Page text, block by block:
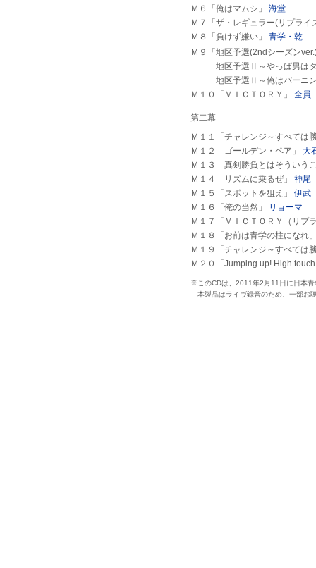
Ｍ６「俺はマムシ」 海堂
Ｍ７「ザ・レギュラー(リプライ
Ｍ８「負けず嫌い」 青学・乾
Ｍ９「地区予選(2ndシーズン
地区予選Ⅱ～やっぱ男はダ
地区予選Ⅱ～俺はバーニン
Ｍ１０「ＶＩＣＴＯＲＹ」 全員
第二幕
Ｍ１１「チャレンジ～すべては
Ｍ１２「ゴールデン・ペア」 大
Ｍ１３「真剣勝負とはそういう
Ｍ１４「リズムに乗るぜ」 神尾
Ｍ１５「スポットを狙え」 伊武
Ｍ１６「俺の当然」
リョーマ
Ｍ１７「ＶＩＣＴＯＲＹ（リプ
Ｍ１８「お前は青学の柱になれ
Ｍ１９「チャレンジ～すべては
Ｍ２０「Jumping up! High
※このCDは、2011年2月11日に日本
本製品はライヴ録音のため、一部お